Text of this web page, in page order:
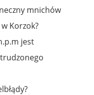
mnichów
Korzok?
jest